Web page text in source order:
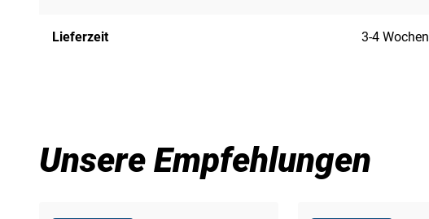
Lieferzeit 3-4 Wochen
Unsere Empfehlungen